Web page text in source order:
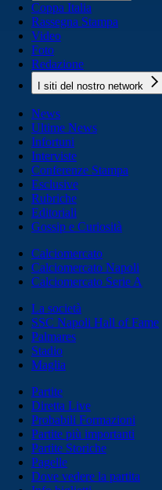
Coppa Italia
Rassegna Stampa
Video
Foto
Redazione
I siti del nostro network
News
Ultime News
Infortuni
Interviste
Conferenze Stampa
Esclusive
Rubriche
Editoriali
Gossip e Curiosità
Calciomercato
Calciomercato Napoli
Calciomercato Serie A
La società
SSC Napoli Hall of Fame
Palmares
Stadio
Maglia
Partite
Diretta Live
Probabili Formazioni
Partite più importanti
Partite Storiche
Pagelle
Dove vedere la partita